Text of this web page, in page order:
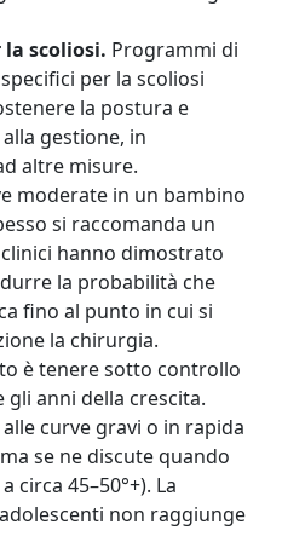
la scoliosi. Programmi di
per la scoliosi
la postura e
gestione, in
altre misure.
moderate in un bambino
si raccomanda un
hanno dimostrato
la probabilità che
fino al punto in cui si
la chirurgia.
è tenere sotto controllo
anni della crescita.
alle curve gravi o in rapida
se ne discute quando
circa 45–50°+). La
non raggiunge